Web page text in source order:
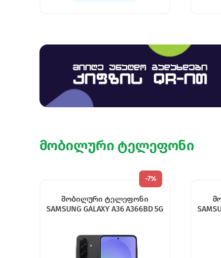
მობილური ტელეფონი
-7%
მობილური ტელეფონი
SAMSUNG GALAXY A36 A366BD 5G